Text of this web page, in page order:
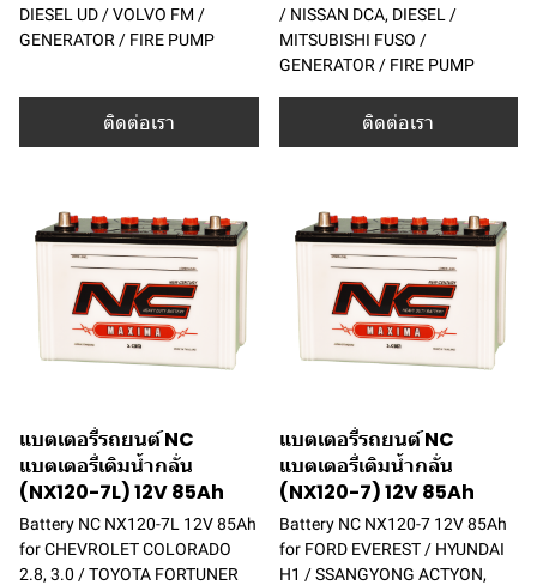
DIESEL UD / VOLVO FM /
GENERATOR / FIRE PUMP
ติดต่อเรา
/ NISSAN DCA, DIESEL /
MITSUBISHI FUSO /
GENERATOR / FIRE PUMP
ติดต่อเรา
แบตเตอรี่รถยนต์ NC
แบตเตอรี่เติมน้ำกลั่น
(NX120-7L) 12V 85Ah
Battery NC NX120-7L 12V 85Ah
for CHEVROLET COLORADO
2.8, 3.0 / TOYOTA FORTUNER
แบตเตอรี่รถยนต์ NC
แบตเตอรี่เติมน้ำกลั่น
(NX120-7) 12V 85Ah
Battery NC NX120-7 12V 85Ah
for FORD EVEREST / HYUNDAI
H1 / SSANGYONG ACTYON,